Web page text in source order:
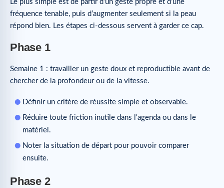
Le plus simple est de partir d’un geste propre et d’une
fréquence tenable, puis d’augmenter seulement si la peau
répond bien. Les étapes ci-dessous servent à garder ce cap.
Phase 1
Semaine 1 : travailler un geste doux et reproductible avant de
chercher de la profondeur ou de la vitesse.
Définir un critère de réussite simple et observable.
Réduire toute friction inutile dans l'agenda ou dans le
matériel.
Noter la situation de départ pour pouvoir comparer
ensuite.
Phase 2